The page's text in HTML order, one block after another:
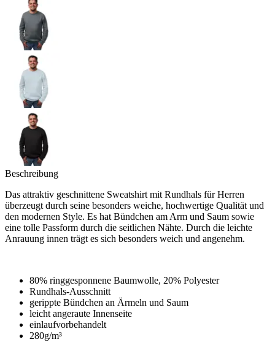
Beschreibung
Das attraktiv geschnittene Sweatshirt mit Rundhals für Herren
überzeugt durch seine besonders weiche, hochwertige Qualität und
den modernen Style. Es hat Bündchen am Arm und Saum sowie
eine tolle Passform durch die seitlichen Nähte. Durch die leichte
Anrauung innen trägt es sich besonders weich und angenehm.
80% ringgesponnene Baumwolle, 20% Polyester
Rundhals-Ausschnitt
gerippte Bündchen an Ärmeln und Saum
leicht angeraute Innenseite
einlaufvorbehandelt
280g/m³